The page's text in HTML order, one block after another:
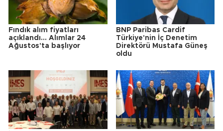
Fındık alım fiyatları
açıklandı... Alımlar 24
Ağustos'ta başlıyor
BNP Paribas Cardif
Türkiye'nin İç Denetim
Direktörü Mustafa Güneş
oldu